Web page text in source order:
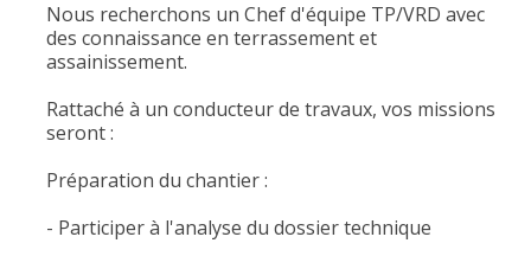
Nous recherchons un Chef d'équipe TP/VRD avec
des connaissance en terrassement et
assainissement.
Rattaché à un conducteur de travaux, vos missions
seront :
Préparation du chantier :
- Participer à l'analyse du dossier technique